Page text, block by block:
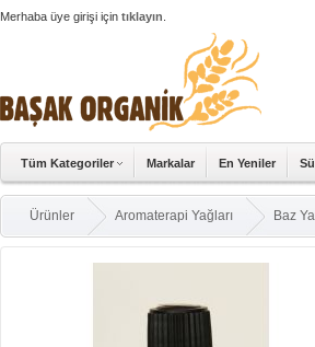
Merhaba üye girişi için tıklayın
Tüm Kategoriler Markalar En Yeniler
Ürünler Aromaterapi Yağları Baz